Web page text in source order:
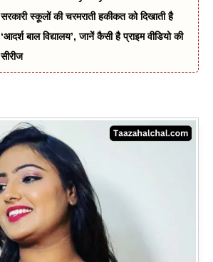
सरकारी स्कूलों की चरमराती हकीकत को दिखाती है
‘आदर्श बाल विद्यालय’, जानें कैसी है प्राइम वीडियो की
सीरीज